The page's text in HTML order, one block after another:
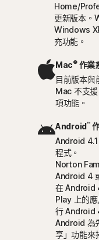
Home/
更新版本。
Windows
充功能。
Mac®作業
目前版本與
Mac 不支
項功能。
Android™
Android
程式。
Norton
Android 4
在 Android
Play 上的
行 Android
Android 為
享」功能來